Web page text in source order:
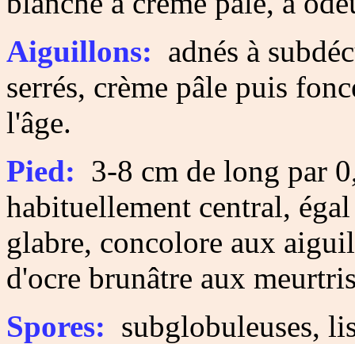
Aiguillons: adnés à
serrés, crème pâle puis
l'âge.
Pied: 3-8 cm de long par
habituellement central,
glabre, concolore aux
d'ocre brunâtre aux
Spores: subglobuleuses,